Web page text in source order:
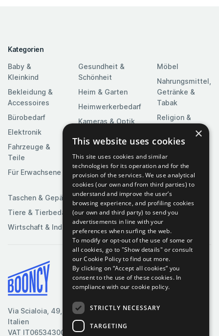
Kategorien
Baby &
Kleinkind
Bekleidung &
Accessoires
Bürobedarf
Elektronik
Fahrzeuge &
Teile
Für Erwachsene
Gesundheit &
Schönheit
Heim & Garten
Heimwerkerbedarf
Kameras & Optik
Kunst &
Unterhaltung
Medien
Möbel
Nahrungsmittel,
Getränke &
Tabak
Religion &
Feierlichkeiten
Software
Spielzeuge &
Spiele
Sportartikel
Taschen & Gepäck
Tiere & Tierbedarf
Wirtschaft & Industrie
Via Scialoia, 49, Florenz,
Italien
VAT IT06534300485
Bedingungen & Konditionen
Cookie-Richtlinie
Datenschutzrichtlinie
×
This website uses cookies
This site uses cookies and similar
technologies for its operation and for the
provision of the services. We use analytical
cookies (our own and from third parties) to
understand and improve the user’s
browsing experience, and profiling cookies
(our own and third party) to send you
advertisements in line with your
preferences when surfing the web.
To modify or opt-out of the use of some or
all cookies, go to "Show details" or consult
our Cookie Policy to find out more.
By clicking on “Accept all cookies” you
consent to the use of these cookies. In
compliance with our cookie policy.
STRICTLY NECESSARY
TARGETING